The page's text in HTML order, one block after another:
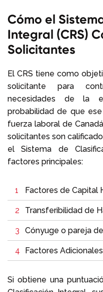
Cómo el
Integral (CRS)
Solicitantes
El CRS tiene como
solicitante para
necesidades de la
probabilidad de que
fuerza laboral de
solicitantes son
el Sistema de
factores principales:
Factores de Capital
Transferibilidad de
Cónyuge o pareja
Factores Adicionales
Si obtiene una